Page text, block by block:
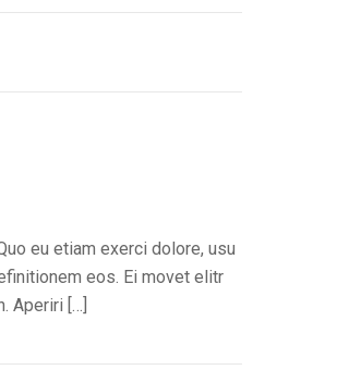
eu etiam exerci dolore, usu
eos. Ei movet elitr
Aperiri […]